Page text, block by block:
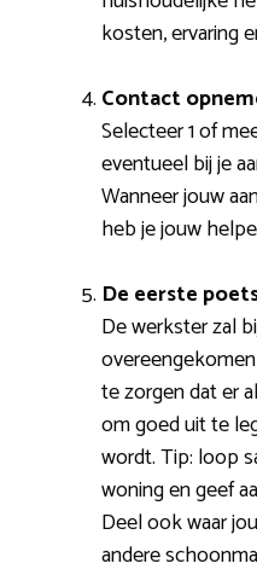
kosten, ervaring
Contact
Selecteer 1 of
eventueel bij je
Wanneer jouw
heb je jouw
De eerste
De werkster zal
te zorgen dat er
om goed uit te
wordt. Tip: loop
woning en geef
Deel ook waar
andere